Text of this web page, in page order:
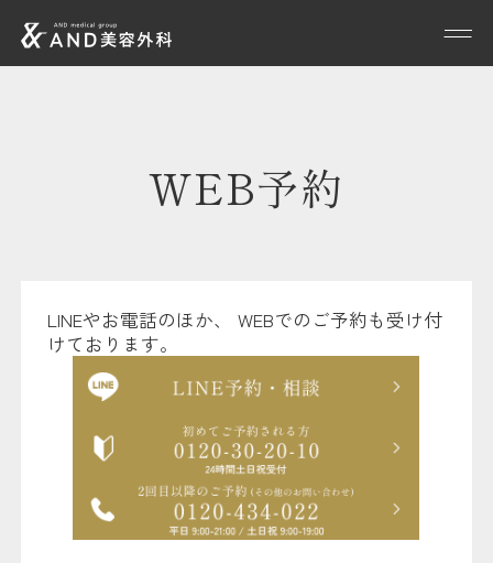
WEB予約
LINEやお電話のほか、 WEBでのご予約も受け付
けております。